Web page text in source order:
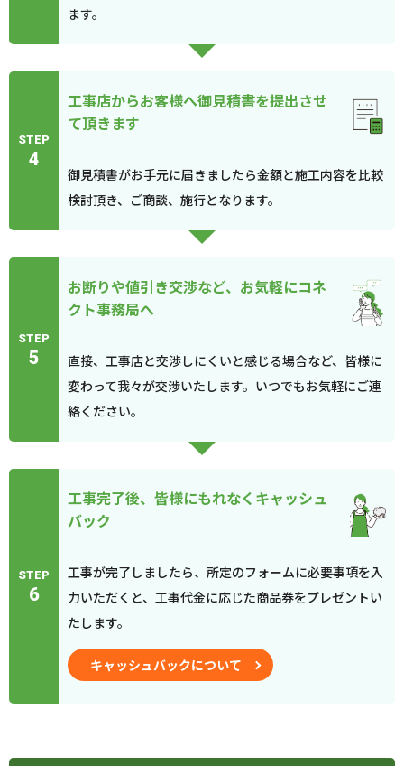
ます。
STEP
4
工事店からお客様へ御見積書を提出させ
て頂きます
御見積書がお手元に届きましたら金額と施工内容を比較
検討頂き、ご商談、施行となります。
STEP
5
お断りや値引き交渉など、お気軽にコネ
クト事務局へ
直接、工事店と交渉しにくいと感じる場合など、皆様に
変わって我々が交渉いたします。いつでもお気軽にご連
絡ください。
STEP
6
工事完了後、皆様にもれなくキャッシュ
バック
工事が完了しましたら、所定のフォームに必要事項を入
力いただくと、工事代金に応じた商品券をプレゼントい
たします。
キャッシュバックについて